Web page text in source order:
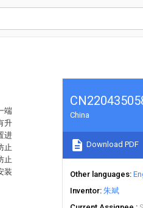
端
升
进
止
止
装
China
Download PDF
Other languages
Inventor 朱斌